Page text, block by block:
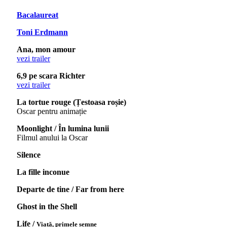
Bacalaureat
Toni Erdmann
Ana, mon amour
vezi trailer
6,9 pe scara Richter
vezi trailer
La tortue rouge (Țestoasa roșie)
Oscar pentru animație
Moonlight / În lumina lunii
Filmul anului la Oscar
Silence
La fille inconue
Departe de tine / Far from here
Ghost in the Shell
Life / Viață, primele semne